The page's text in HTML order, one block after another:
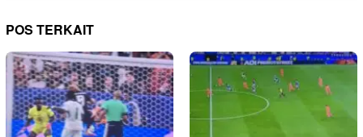
POS TERKAIT